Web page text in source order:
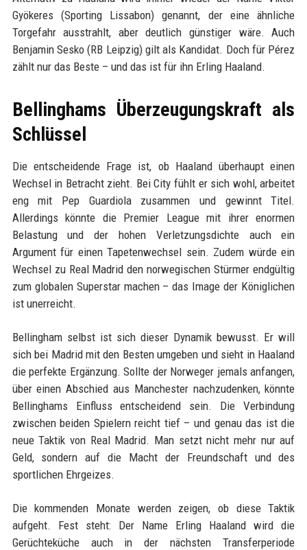
Gyökeres (Sporting Lissabon) genannt, der eine ähnliche
Torgefahr ausstrahlt, aber deutlich günstiger wäre. Auch
Benjamin Sesko (RB Leipzig) gilt als Kandidat. Doch für Pérez
zählt nur das Beste – und das ist für ihn Erling Haaland.
Bellinghams Überzeugungskraft als
Schlüssel
Die entscheidende Frage ist, ob Haaland überhaupt einen
Wechsel in Betracht zieht. Bei City fühlt er sich wohl, arbeitet
eng mit Pep Guardiola zusammen und gewinnt Titel.
Allerdings könnte die Premier League mit ihrer enormen
Belastung und der hohen Verletzungsdichte auch ein
Argument für einen Tapetenwechsel sein. Zudem würde ein
Wechsel zu Real Madrid den norwegischen Stürmer endgültig
zum globalen Superstar machen – das Image der Königlichen
ist unerreicht.
Bellingham selbst ist sich dieser Dynamik bewusst. Er will
sich bei Madrid mit den Besten umgeben und sieht in Haaland
die perfekte Ergänzung. Sollte der Norweger jemals anfangen,
über einen Abschied aus Manchester nachzudenken, könnte
Bellinghams Einfluss entscheidend sein. Die Verbindung
zwischen beiden Spielern reicht tief – und genau das ist die
neue Taktik von Real Madrid. Man setzt nicht mehr nur auf
Geld, sondern auf die Macht der Freundschaft und des
sportlichen Ehrgeizes.
Die kommenden Monate werden zeigen, ob diese Taktik
aufgeht. Fest steht: Der Name Erling Haaland wird die
Gerüchteküche auch in der nächsten Transferperiode